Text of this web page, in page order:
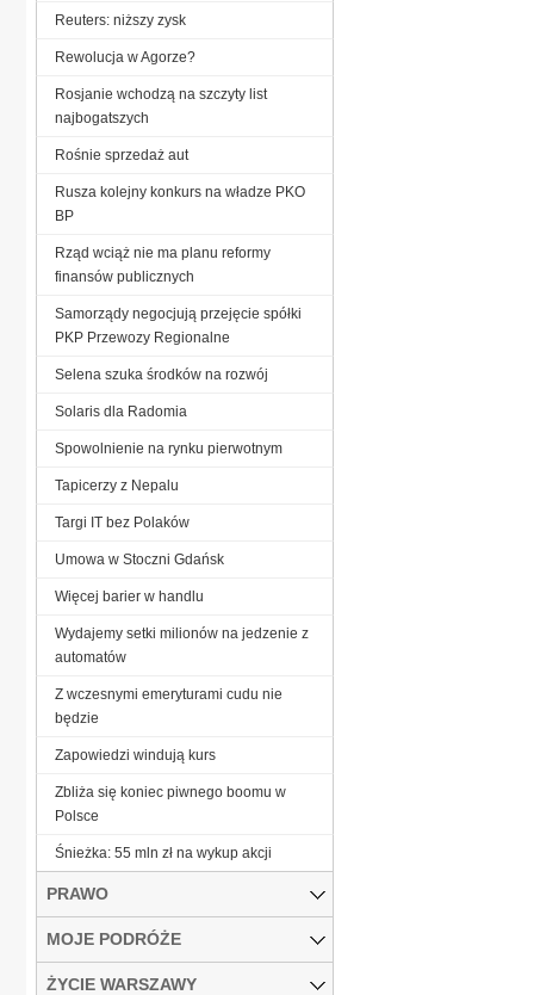
Reuters: niższy zysk
Rewolucja w Agorze?
Rosjanie wchodzą na szczyty list
najbogatszych
Rośnie sprzedaż aut
Rusza kolejny konkurs na władze PKO
BP
Rząd wciąż nie ma planu reformy
finansów publicznych
Samorządy negocjują przejęcie spółki
PKP Przewozy Regionalne
Selena szuka środków na rozwój
Solaris dla Radomia
Spowolnienie na rynku pierwotnym
Tapicerzy z Nepalu
Targi IT bez Polaków
Umowa w Stoczni Gdańsk
Więcej barier w handlu
Wydajemy setki milionów na jedzenie z
automatów
Z wczesnymi emeryturami cudu nie
będzie
Zapowiedzi windują kurs
Zbliża się koniec piwnego boomu w
Polsce
Śnieżka: 55 mln zł na wykup akcji
PRAWO
MOJE PODRÓŻE
ŻYCIE WARSZAWY